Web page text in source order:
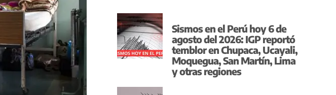
Sismos en el Perú hoy 6 de
agosto del 2026: IGP reportó
temblor en Chupaca, Ucayali,
Moquegua, San Martín, Lima
y otras regiones